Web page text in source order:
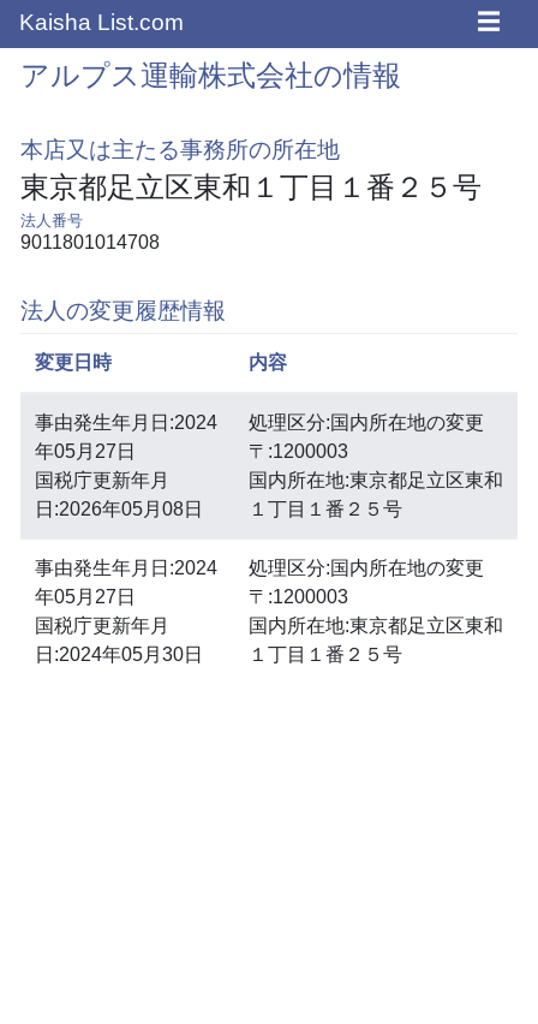
Kaisha List.com ☰
アルプス運輸株式会社の情報
本店又は主たる事務所の所在地
東京都足立区東和１丁目１番２５号
法人番号
9011801014708
法人の変更履歴情報
変更日時 内容
事由発生年月日:2024
年05月27日
国税庁更新年月
日:2026年05月08日
処理区分:国内所在地の変更
〒:1200003
国内所在地:東京都足立区東和
１丁目１番２５号
事由発生年月日:2024
年05月27日
国税庁更新年月
日:2024年05月30日
処理区分:国内所在地の変更
〒:1200003
国内所在地:東京都足立区東和
１丁目１番２５号